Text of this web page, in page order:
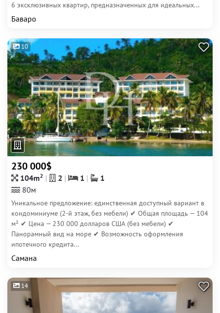
6 эксклюзивных квартир, предназначенных для идеальных...
Баваро
10
230 000$
104m2 2 1
1
80м
Уникальное предложение: единственная доступный вариант в
кондоминиуме (2-й этаж, без мебели) ✔ Общая площадь — 104
м² ✔ Цена — 230 000 долларов США (без мебели) ✔
Панорамный вид на море ✔ Возможность оформления
ипотечного кредита...
Самана
14